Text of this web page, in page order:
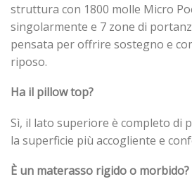
struttura con 1800 molle Micro
singolarmente e 7 zone di
pensata per offrire sostegno e
riposo.
Ha il pillow top?
Sì, il lato superiore è completo di
la superficie più accogliente e
È un materasso rigido o morbido?